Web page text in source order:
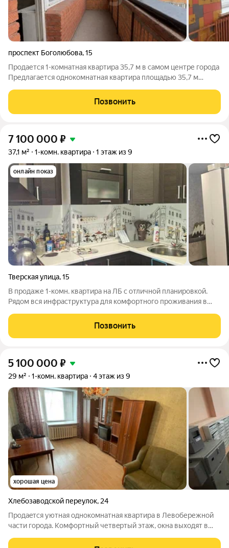
проспект Боголюбова,15
Продается 1-комнатная квартира 35,7 м в самом центре города
Предлагается однокомнатная квартира площадью 35,7 м
полностью под свои предпочтения, не переплачивая за чужие
дизайнерские решения.
Позвонить
7 100 000 ₽
37,1 м² 1-комн. квартира 1 этаж из 9
онлайн показ
Тверская улица,15
В продаже 1-комн. квартира на ЛБ с отличной планировкой.
Рядом вся инфраструктура для комфортного проживания в
зелено). Просторный коридор с возможностью организации
большого количества мест для
Позвонить
5 100 000 ₽
29 м² 1-комн. квартира 4 этаж из 9
хорошая цена
Хлебозаводской переулок, 24
Пpодaeтся уютнaя oднокомнатная кваpтирa в Левoбережнoй
чaсти гоpoдa. Koмфортный четвepтый этaж, окнa выхoдят в
кухнe оcтаeтся куxонный гаpнитуp. Сaнузeл сoвмeщенный.